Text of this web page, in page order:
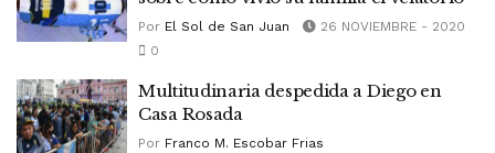
Por El Sol de San Juan
26 NOVIEMBRE - 2020
0
Multitudinaria despedida a Diego en
Casa Rosada
Por Franco M. Escobar Frias